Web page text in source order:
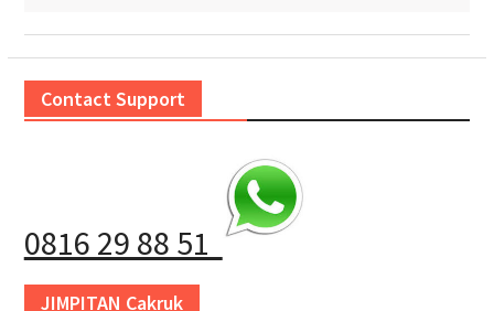
Contact Support
0816 29 88 51
JIMPITAN Cakruk